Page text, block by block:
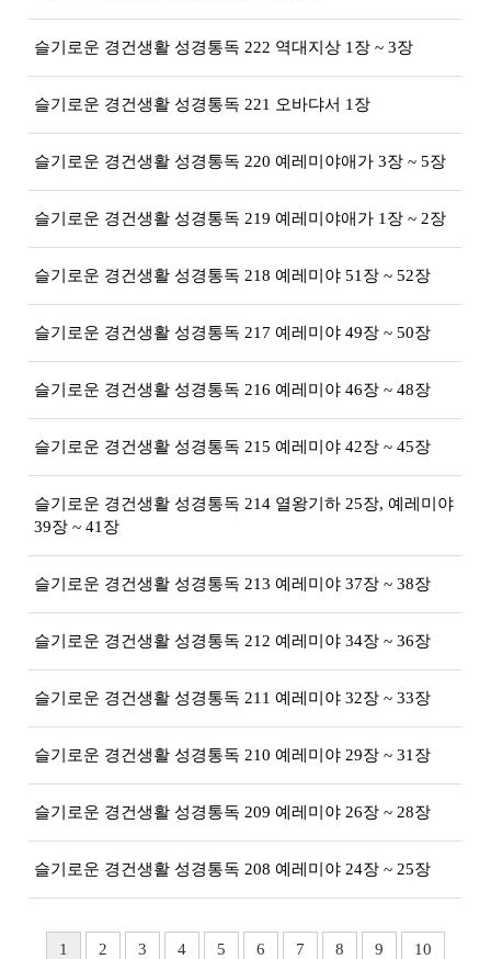
슬기로운 경건생활 성경통독 222 역대지상 1장 ~ 3장
슬기로운 경건생활 성경통독 221 오바댜서 1장
슬기로운 경건생활 성경통독 220 예레미야애가 3장 ~ 5장
슬기로운 경건생활 성경통독 219 예레미야애가 1장 ~ 2장
슬기로운 경건생활 성경통독 218 예레미야 51장 ~ 52장
슬기로운 경건생활 성경통독 217 예레미야 49장 ~ 50장
슬기로운 경건생활 성경통독 216 예레미야 46장 ~ 48장
슬기로운 경건생활 성경통독 215 예레미야 42장 ~ 45장
슬기로운 경건생활 성경통독 214 열왕기하 25장, 예레미야
39장 ~ 41장
슬기로운 경건생활 성경통독 213 예레미야 37장 ~ 38장
슬기로운 경건생활 성경통독 212 예레미야 34장 ~ 36장
슬기로운 경건생활 성경통독 211 예레미야 32장 ~ 33장
슬기로운 경건생활 성경통독 210 예레미야 29장 ~ 31장
슬기로운 경건생활 성경통독 209 예레미야 26장 ~ 28장
슬기로운 경건생활 성경통독 208 예레미야 24장 ~ 25장
1 2 3 4 5 6 7 8 9 10